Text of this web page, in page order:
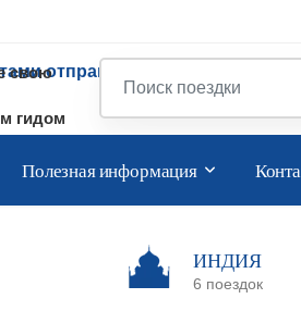
отправления.
свою
гидом
Полезная информация
ИНДИЯ
6 поездок